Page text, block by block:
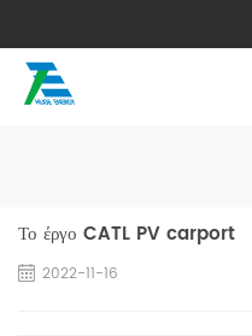
Το έργο CATL PV carport
2022-11-16